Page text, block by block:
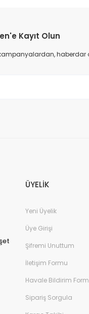
Kayıt Olun
haberdar
ÜYELİK
Yeni Üyelik
Üye Girişi
Şifremi Unuttum
İletişim Formu
Havale Bildirim
Sipariş Sorgula